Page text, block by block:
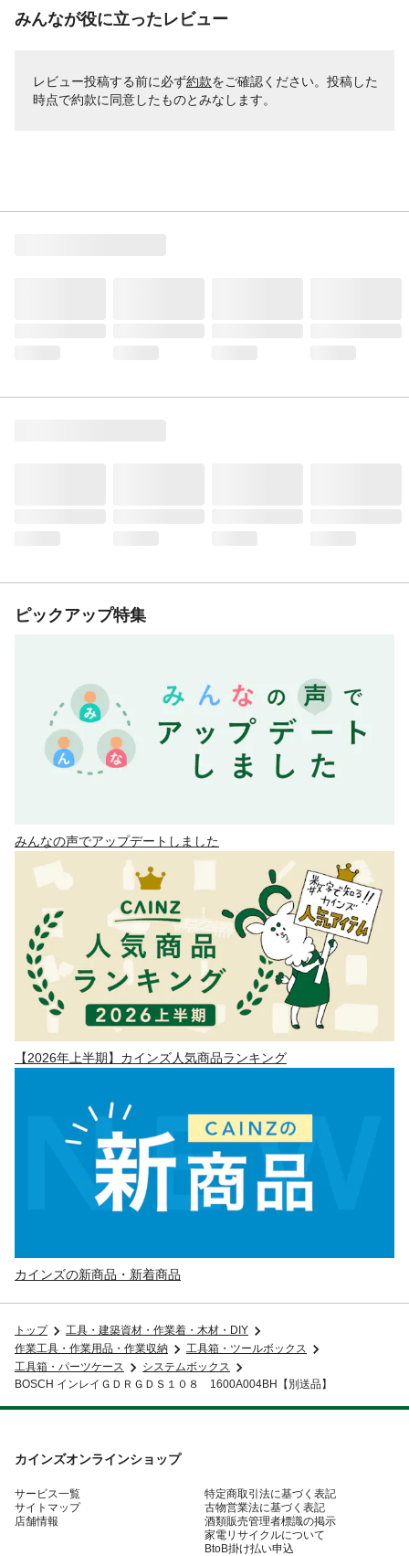
みんなが役に立ったレビュー
レビュー投稿する前に必ず約款をご確認ください。投稿した
時点で約款に同意したものとみなします。
ピックアップ特集
みんなの声でアップデートしました
【2026年上半期】カインズ人気商品ランキング
カインズの新商品・新着商品
トップ
工具・建築資材・作業着・木材・DIY
作業工具・作業用品・作業収納
工具箱・ツールボックス
工具箱・パーツケース
システムボックス
BOSCH インレイＧＤＲＧＤＳ１０８ 1600A004BH【別送品】
カインズオンラインショップ
サービス一覧
サイトマップ
店舗情報
特定商取引法に基づく表記
古物営業法に基づく表記
酒類販売管理者標識の掲示
家電リサイクルについて
BtoB掛け払い申込